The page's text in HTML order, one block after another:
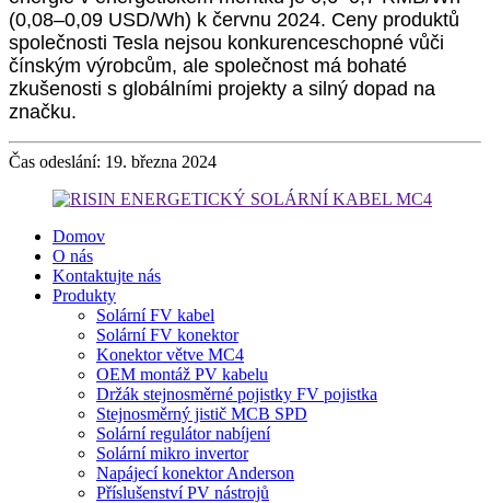
(0,08–0,09 USD/Wh) k červnu 2024. Ceny produktů
společnosti Tesla nejsou konkurenceschopné vůči
čínským výrobcům, ale společnost má bohaté
zkušenosti s globálními projekty a silný dopad na
značku.
Čas odeslání: 19. března 2024
Domov
O nás
Kontaktujte nás
Produkty
Solární FV kabel
Solární FV konektor
Konektor větve MC4
OEM montáž PV kabelu
Držák stejnosměrné pojistky FV pojistka
Stejnosměrný jistič MCB SPD
Solární regulátor nabíjení
Solární mikro invertor
Napájecí konektor Anderson
Příslušenství PV nástrojů